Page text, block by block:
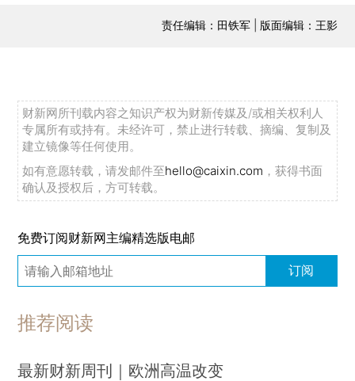
责任编辑：田铁军 | 版面编辑：王影
财新网所刊载内容之知识产权为财新传媒及/或相关权利人
专属所有或持有。未经许可，禁止进行转载、摘编、复制及
建立镜像等任何使用。
如有意愿转载，请发邮件至hello@caixin.com ，获得书面
确认及授权后，方可转载。
免费订阅财新网主编精选版电邮
订阅
推荐阅读
最新财新周刊｜欧洲高温改变